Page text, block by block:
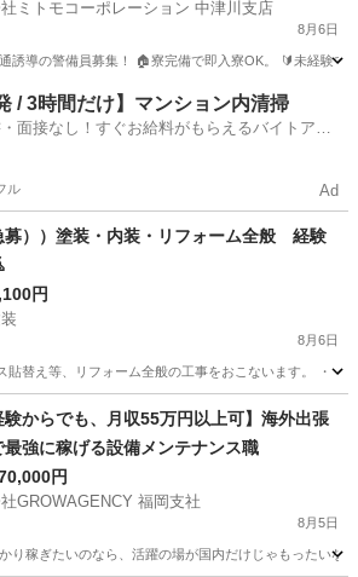
守るやりがいある仕事🛡️Web面接で即決も
💻
ミトモコーポレーション 中津川支店
8月6日
誘導の警備員募集！ 🏠寮完備で即入寮OK。 🔰未経験
Web
/ 3時間だけ】マンション内清掃
面接なし！すぐお給料がもらえるバイトアプ
ル Ad
募））塗装・内装・リフォーム全般 経験
円
8月6日
貼替え等、リフォーム全般の工事をおこないます。
外壁塗装
験からでも、月収55万円以上可】海外出張
最強に稼げる設備メンテナンス職
円
GROWAGENCY 福岡支社
8月5日
り稼ぎたいのなら、活躍の場が国内だけじゃもったい